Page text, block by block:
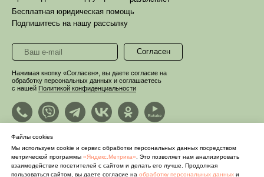
Нажимая кнопку «Согласен», вы даете согласие на
обработку персональных данных и соглашаетесь
с нашей Политикой конфиденциальности
Подпишитесь на нашу рассылку
Согласен
Бесплатная юридическая помощь
Файлы cookies
Мы используем cookie и сервис обработки персональных данных посредством
метрической программы «Яндекс.Метрика». Это позволяет нам анализировать
взаимодействие посетителей с сайтом и делать его лучше. Продолжая
пользоваться сайтом, вы даете согласие на обработку персональных данных и